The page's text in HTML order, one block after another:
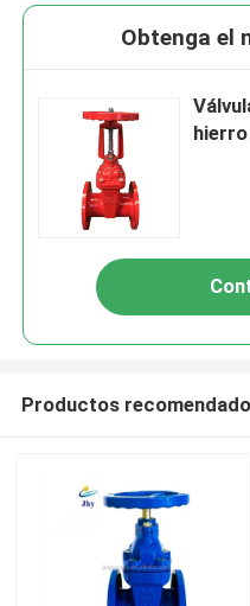
Obtenga el
Productos